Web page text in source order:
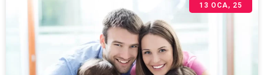
13 OCA, 25